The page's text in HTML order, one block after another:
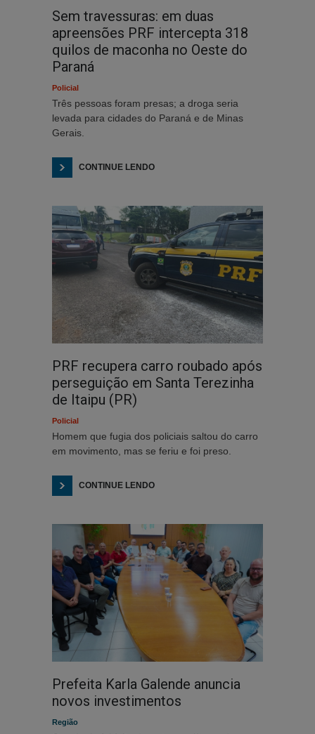
Sem travessuras: em duas
apreensões PRF intercepta 318
quilos de maconha no Oeste do
Paraná
Policial
Três pessoas foram presas; a droga seria
levada para cidades do Paraná e de Minas
Gerais.
CONTINUE LENDO
PRF recupera carro roubado após
perseguição em Santa Terezinha
de Itaipu (PR)
Policial
Homem que fugia dos policiais saltou do carro
em movimento, mas se feriu e foi preso.
CONTINUE LENDO
Prefeita Karla Galende anuncia
novos investimentos
Região